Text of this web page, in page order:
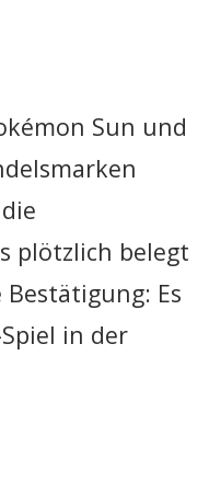
Sun und
plötzlich belegt
Es
in der